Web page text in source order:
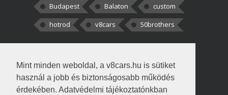
Mint minden weboldal, a v8cars.hu is sütiket
használ a jobb és biztonságosabb működés
érdekében. Adatvédelmi tájékoztatónkban
Budapest
Balaton
custom
hotrod
v8cars 50brothers
kortisz:Elszúrtam! Én csak két
darabbaal számoltam. Nem tudtam, hogy fél autót,